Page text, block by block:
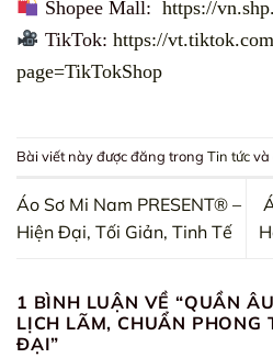
Shopee Mall: https://
TikTok: https://
page=TikTokShop
Bài viết này được đăng trong Tin tứcvà
Áo Sơ Mi Nam PRESENT® –
Hiện Đại, Tối Giản, Tinh Tế
1 BÌNH LUẬN VỀ “QUẦN
LỊCH LÃM, CHUẨN PHONG
ĐẠI”